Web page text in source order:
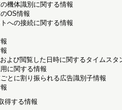
機体識別に関する情報
OS情報
への接続に関する情報
よび閲覧した日時に関するタイムスタ
に関する情報
とに割り振られる広告識別子情報
得する情報